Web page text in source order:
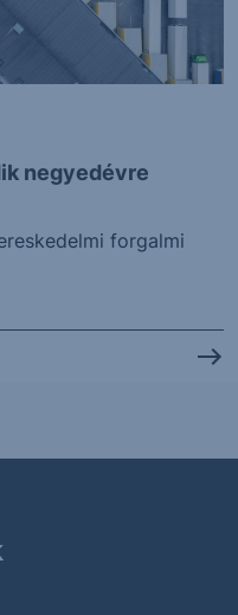
negyedévre
forgalmi